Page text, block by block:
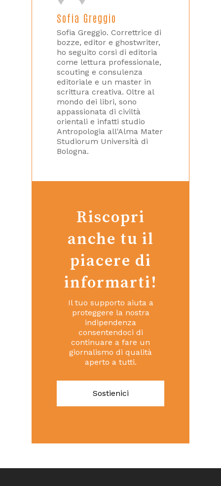
Sofia Greggio
Sofia Greggio. Correttrice di
bozze, editor e ghostwriter,
ho seguito corsi di editoria
come lettura professionale,
scouting e consulenza
editoriale e un master in
scrittura creativa. Oltre al
mondo dei libri, sono
appassionata di civiltà
orientali e infatti studio
Antropologia all'Alma Mater
Studiorum Università di
Bologna.
Riscopri
anche tu il
piacere di
informarti!
Il tuo supporto aiuta a
proteggere la nostra
indipendenza
consentendoci di
continuare a fare un
giornalismo di qualità
aperto a tutti.
Sostienici